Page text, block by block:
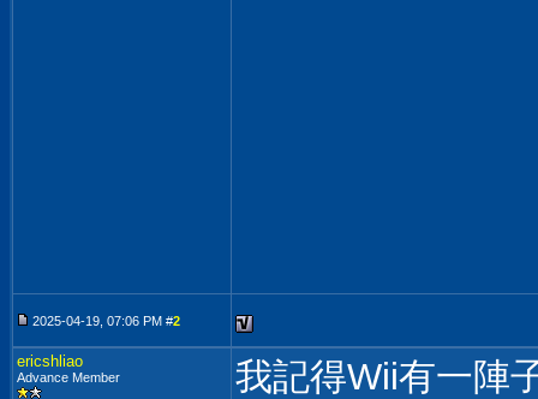
2025-04-19, 07:06 PM #2
ericshliao
Advance Member
我記得Wii有一陣